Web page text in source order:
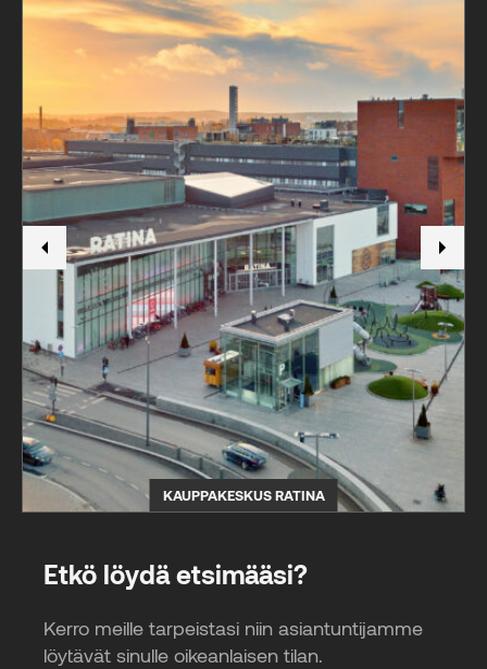
KAUPPAKESKUS RATINA
Etkö löydä etsimääsi?
Kerro meille tarpeistasi niin asiantuntijamme
löytävät sinulle oikeanlaisen tilan.